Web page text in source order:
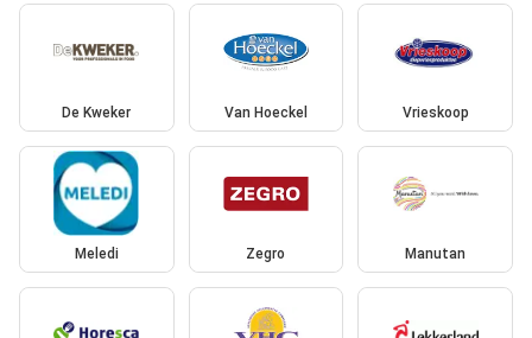
De Kweker Van Hoeckel Vrieskoop
Meledi Zegro Manutan